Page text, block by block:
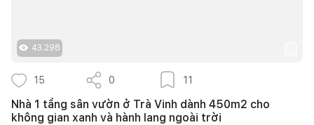
43.298
15 0 11
Nhà 1 tầng sân vườn ở Trà Vinh dành 450m2 cho
không gian xanh và hành lang ngoài trời